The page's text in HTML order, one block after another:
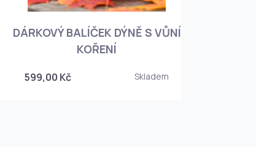
DÁRKOVÝ BALÍČEK DÝNĚ S VŮNÍ
KOŘENÍ
599,00 Kč Skladem